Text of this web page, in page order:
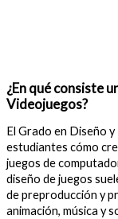
¿En qué consiste
Videojuegos?
El Grado en Diseño
estudiantes cómo
juegos de
diseño de juegos
de preproducción y
animación, música y